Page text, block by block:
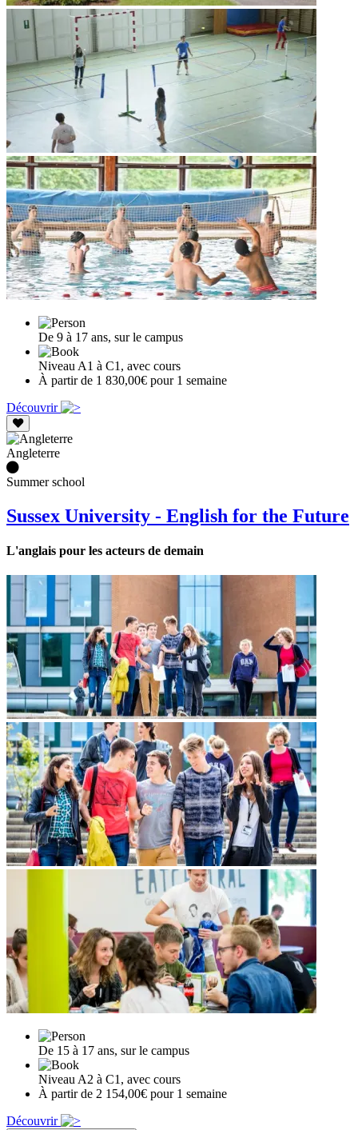
De 9 à 17 ans, sur le campus
Niveau A1 à C1, avec cours
À partir de 1 830,00€ pour 1 semaine
Découvrir
Angleterre
Summer school
Sussex University - English for the Future
L'anglais pour les acteurs de demain
De 15 à 17 ans, sur le campus
Niveau A2 à C1, avec cours
À partir de 2 154,00€ pour 1 semaine
Découvrir